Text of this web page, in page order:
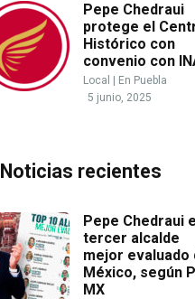
Pepe Chedraui
protege el
Histórico con
convenio con
Local
En Puebla
5 junio, 2025
Noticias recientes
Pepe Chedraui
tercer alcalde
mejor evaluado
México, según
MX